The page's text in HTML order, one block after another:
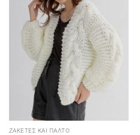
ΖΑΚΈΤΕΣ ΚΑΙ ΠΑΛΤΌ